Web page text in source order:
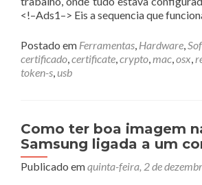
<!–Ads1–> Eis a sequencia que
Postado em Ferramentas, Hardware,
certificado,certificate,crypto,mac,osx,
token-s,usb
Como ter boa imagem
Samsung ligada a um
Publicado emquinta-feira, 2 de